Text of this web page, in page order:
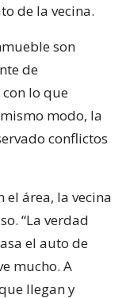
de la vecina.
son
de
lo que
modo, la
conflictos
el área, la vecina
“La verdad
el auto de
mucho. A
llegan y